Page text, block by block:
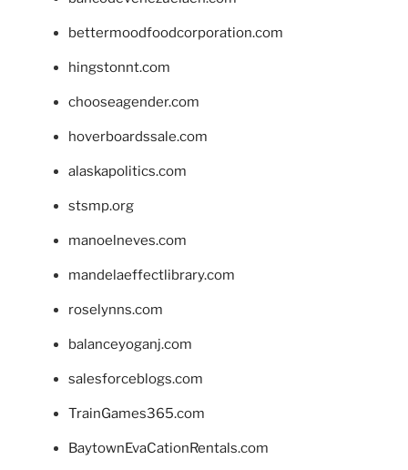
bettermoodfoodcorporation.com
hingstonnt.com
chooseagender.com
hoverboardssale.com
alaskapolitics.com
stsmp.org
manoelneves.com
mandelaeffectlibrary.com
roselynns.com
balanceyoganj.com
salesforceblogs.com
TrainGames365.com
BaytownEvaCationRentals.com